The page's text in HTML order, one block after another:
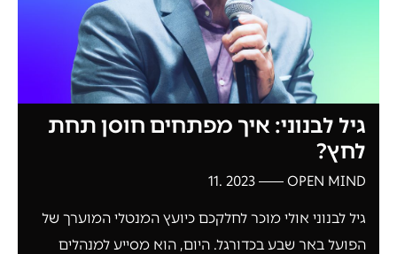
גיל לבנוני: איך מפתחים חוסן תחת
לחץ?
OPEN MIND
2023 .11
גיל לבנוני אולי מוכר לחלקכם כיועץ המנטלי המוערך של
הפועל באר שבע בכדורגל. היום, הוא מסייע למנהלים